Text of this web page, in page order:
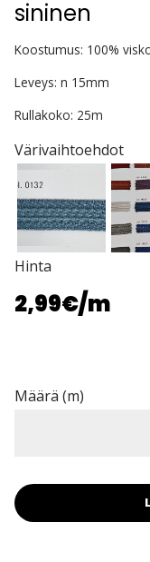
sininen
Koostumus: 100%
Leveys: n 15mm
Rullakoko: 25m
Värivaihtoehdot
Hinta
2,99€/m
Määrä (m)